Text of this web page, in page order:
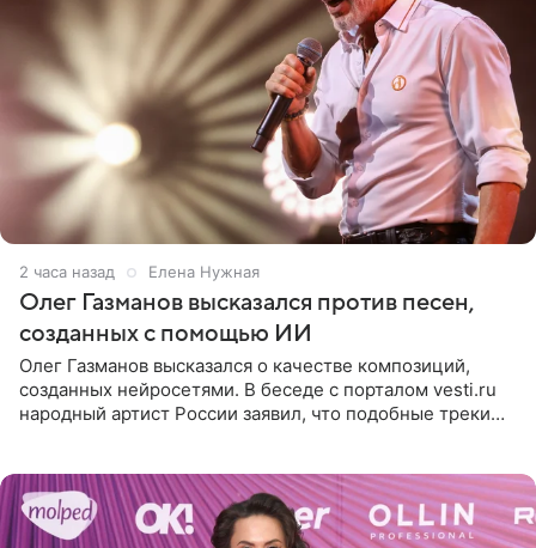
2 часа назад Елена Нужная
Олег Газманов высказался против песен,
созданных с помощью ИИ
Олег Газманов высказался о качестве композиций,
созданных нейросетями. В беседе с порталом vesti.ru
народный артист России заявил, что подобные треки